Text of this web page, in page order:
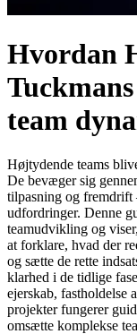
Hvordan
team
Højtydende teams
De bevæger sig
tilpasning og fremdrift
udfordringer. Denne
teamudvikling og
at forklare, hvad der
og sætte de rette
klarhed i de tidlige
ejerskab, fastholdelse
projekter fungerer
omsætte komplekse